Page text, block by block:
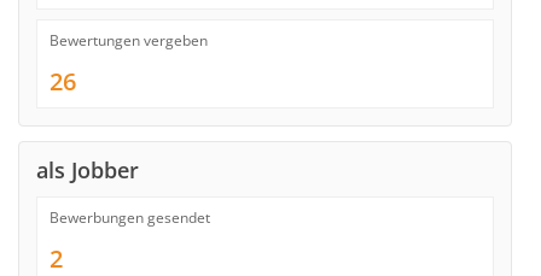
Bewertungen vergeben
26
als Jobber
Bewerbungen gesendet
2